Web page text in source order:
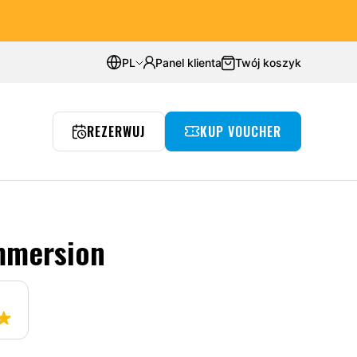
PL Panel klienta Twój koszyk
Wyjazdy
Eventy Podwodny pokój
REZERWUJ KUP VOUCHER